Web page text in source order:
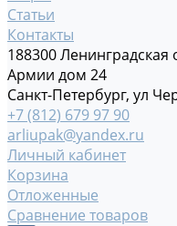
Статьи
Контакты
188300 Ленинградская
Армии дом 24
Санкт-Петербург, ул
+7 (812) 679 97 90
arliupak@yandex.ru
Личный кабинет
Корзина
Отложенные
Сравнение товаров